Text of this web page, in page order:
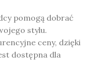
pomogą dobrać
stylu.
ceny, dzięki
dostępna dla